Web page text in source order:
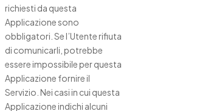
richiesti da questa
Applicazione sono
obbligatori. Se l’Utente rifiuta
di comunicarli, potrebbe
essere impossibile per questa
Applicazione fornire il
Servizio. Nei casi in cui questa
Applicazione indichi alcuni